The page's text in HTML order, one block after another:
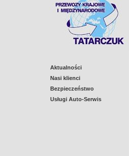
Aktualności
Nasi klienci
Bezpieczeństwo
Usługi Auto-Serwis